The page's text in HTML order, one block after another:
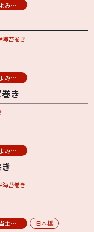
まちごよみ用語辞典
海苔巻き
まちごよみ用語辞典
き
まちごよみ用語辞典
海苔巻き
老舗ご当主インタビュー 日本橋